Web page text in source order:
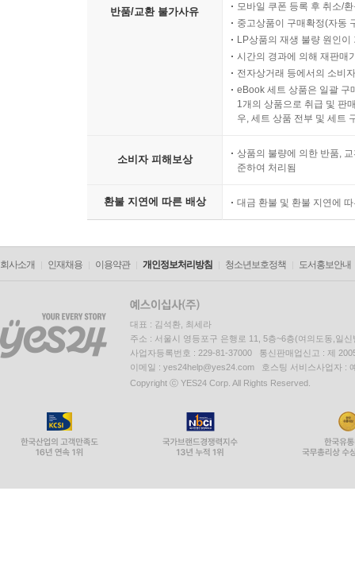
반품/교환 불가사유
모바일 쿠폰 등록 후 취소/
중고상품이 구매확정(자동
LP상품의 재생 불량 원인
시간의 경과에 의해 재판매
전자상거래 등에서의 소비
eBook 세트 상품은 일괄 구
1개의 상품으로 취급 및 판
우, 세트 상품 전부 및 세트
소비자 피해보상
상품의 불량에 의한 반품,
준하여 처리됨
환불 지연에 따른 배상 대금 환불 및 환불 지연에
회사소개 인재채용 이용약관 개인정보처리방침 청소년보호정책 도서홍보안내
대표 : 김석환, 최세라
주소 : 서울시 영등포구 은행로 11, 5층~6층(여의도동,일신
사업자등록번호 : 229-81-37000 통신판매업신고 : 제
이메일 : yes24help@yes24.com 호스팅 서비스사업자 :
Copyright ⓒ YES24 Corp. All Rights Reserved.